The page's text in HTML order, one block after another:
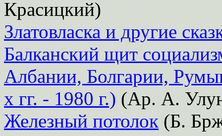
Красицкий)
Златовласка и другие
Балканский щит
Албании, Болгарии,
х гг. - 1980 г.) (Ар. А.
Железный потолок (Б.